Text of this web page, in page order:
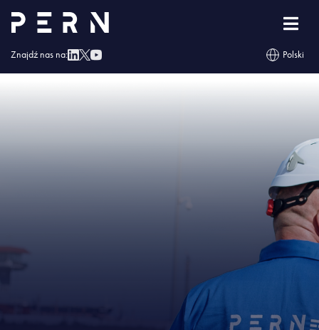
Znajdź nas na: Polski
Strona główna »Powołanie Członków Zarządu PERN S.A. na nową kadencję»